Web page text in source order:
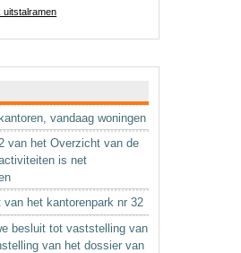
uitstalramen
vandaag woningen
van het Overzicht van de
is net
van het kantorenpark nr 32
besluit tot vaststelling van
van het dossier van